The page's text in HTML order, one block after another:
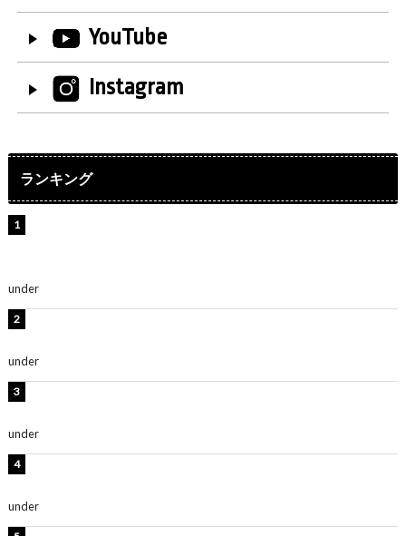
YouTube
Instagram
ランキング
under
under
under
under